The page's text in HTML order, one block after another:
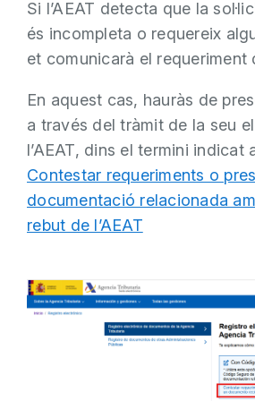
Si l’AEAT detecta que la
és incompleta o requereix
et comunicarà el requeriment
En aquest cas, hauràs de
a través del tràmit de la seu
l’AEAT, dins el termini indicat
Contestar requeriments o
documentació relacionada
rebut de l’AEAT